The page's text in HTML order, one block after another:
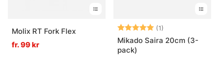
Molix RT Fork Flex
fr. 99 kr
Betyg: (1)
Mikado Saira 20cm (3-
pack)